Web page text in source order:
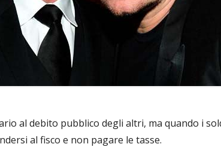
al debito pubblico degli altri, ma quando i
al fisco e non pagare le tasse.